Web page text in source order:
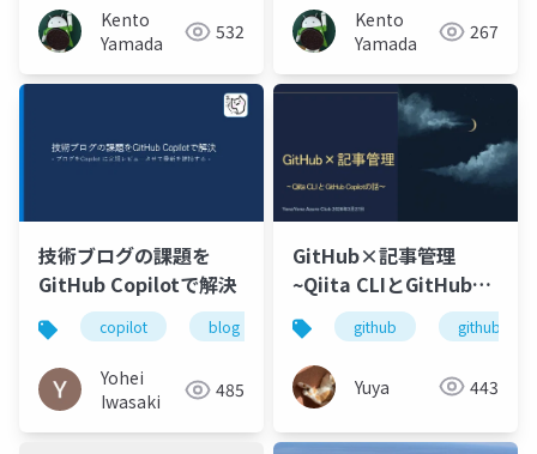
Kento
Yamada
532
Kento
Yamada
267
技術ブログの課題を
GitHub Copilotで解決
copilot blog github
Yohei
Iwasaki
485
GitHub×記事管理
~Qiita CLIとGitHub
Copilotの話~
github github
Yuya 443